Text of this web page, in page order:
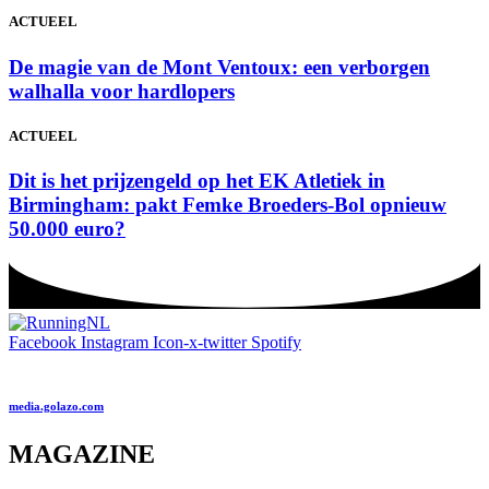
ACTUEEL
De magie van de Mont Ventoux: een verborgen
walhalla voor hardlopers
ACTUEEL
Dit is het prijzengeld op het EK Atletiek in
Birmingham: pakt Femke Broeders-Bol opnieuw
50.000 euro?
Facebook Instagram Icon-x-twitter Spotify
media.golazo.com
MAGAZINE